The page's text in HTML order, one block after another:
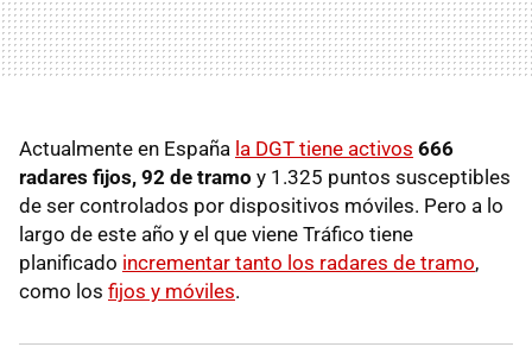
Actualmente en España la DGT tiene activos 666
radares fijos, 92 de tramo y 1.325 puntos susceptibles
de ser controlados por dispositivos móviles. Pero a lo
largo de este año y el que viene Tráfico tiene
planificado incrementar tanto los radares de tramo,
como los fijos y móviles.